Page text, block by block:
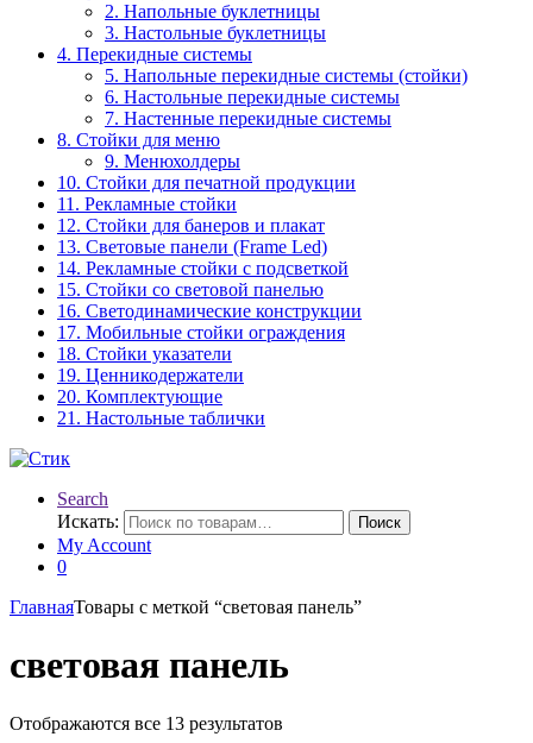
2. Напольные буклетницы
3. Настольные буклетницы
4. Перекидные системы
5. Напольные перекидные системы (стойки)
6. Настольные перекидные системы
7. Настенные перекидные системы
8. Стойки для меню
9. Менюхолдеры
10. Стойки для печатной продукции
11. Рекламные стойки
12. Стойки для банеров и плакат
13. Световые панели (Frame Led)
14. Рекламные стойки с подсветкой
15. Стойки со световой панелью
16. Светодинамические конструкции
17. Мобильные стойки ограждения
18. Стойки указатели
19. Ценникодержатели
20. Комплектующие
21. Настольные таблички
Search
Искать:
Поиск
My Account
0
ГлавнаяТовары с меткой “световая панель”
световая панель
Отображаются все 13 результатов